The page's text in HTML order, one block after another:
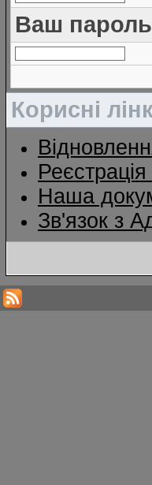
Ваш пароль
Корисні
Наша
Зв'язок з